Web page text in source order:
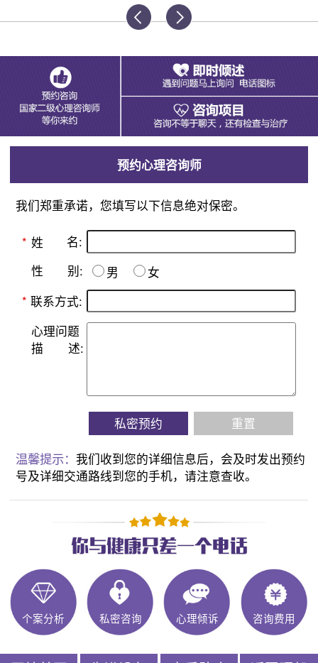
预约心理咨询师
我们郑重承诺，您填写以下信息绝对保密。
* 姓 名:
性 别: 男
女
* 联系方式:
心理问题
描
述:
私密预约 重置
温馨提示：我们收到您的详细信息后，会及时发出预约
号及详细交通路线到您的手机，请注意查收。
个案分析 私密咨询 心理倾诉 咨询费用